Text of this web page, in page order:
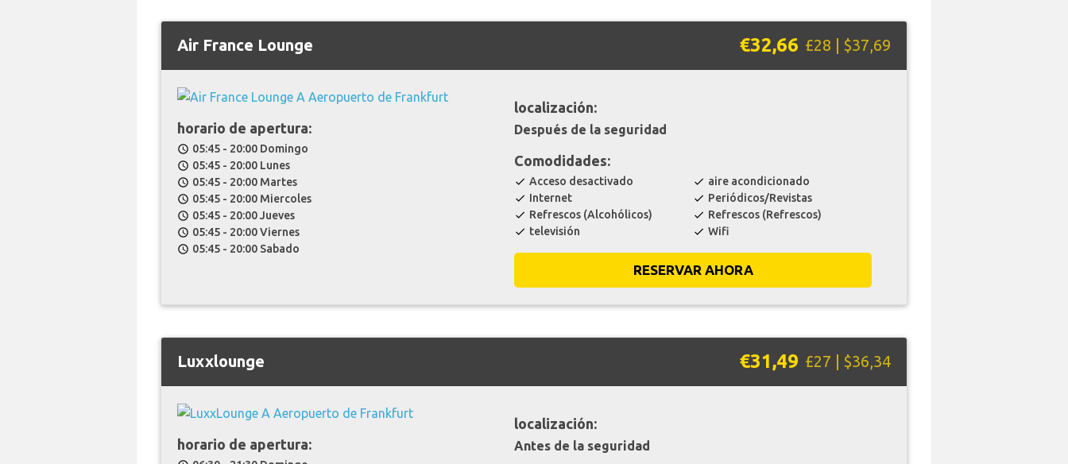
Air France Lounge €32,66 £28 | $37,69
horario de apertura:
schedule 05:45 - 20:00 Domingo
schedule 05:45 - 20:00 Lunes
schedule 05:45 - 20:00 Martes
schedule 05:45 - 20:00 Miercoles
schedule 05:45 - 20:00 Jueves
schedule 05:45 - 20:00 Viernes
schedule 05:45 - 20:00 Sabado
localización:
Después de la seguridad
Comodidades:
check Acceso desactivado check aire acondicionado
check Internet check Periódicos/Revistas
check Refrescos (Alcohólicos) check Refrescos (Refrescos)
check televisión check Wifi
RESERVAR AHORA
Luxxlounge €31,49 £27 | $36,34
horario de apertura:
localización:
Antes de la seguridad